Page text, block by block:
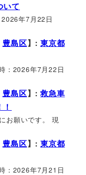
いて
年7月22日
豊島区】:東京都
：2026年7月22日
豊島区】:救急車
お願いです。 現
豊島区】:東京都
：2026年7月21日